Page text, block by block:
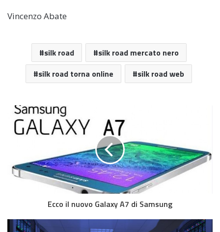
Vincenzo Abate
silk road
silk road mercato nero
silk road torna online
silk road web
Ecco il nuovo Galaxy A7 di Samsung